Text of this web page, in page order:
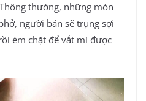
thường, những món
người bán sẽ trụng sợi
ém chặt để vắt mì được